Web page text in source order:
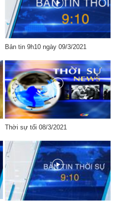
Bản tin 9h10 ngày 09/3/2021
Thời sự tối 08/3/2021